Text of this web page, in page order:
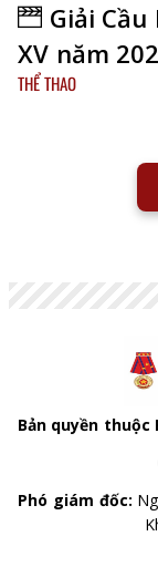
Giải
XV năm
THỂ THAO
Bản quyền
Phó giám đốc: